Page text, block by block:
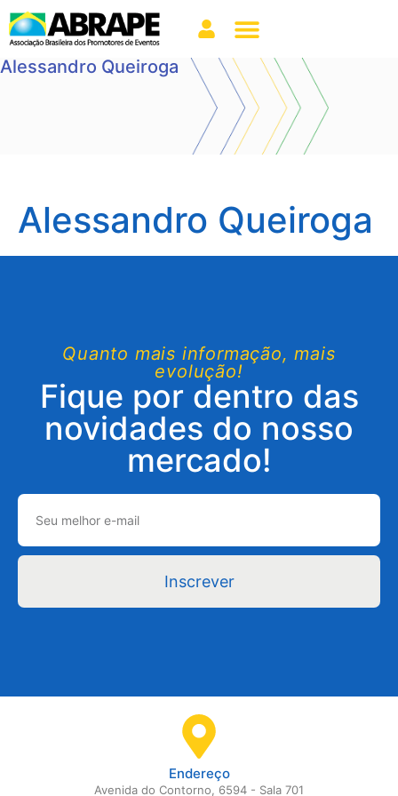
Alessandro Queiroga
Alessandro Queiroga
Quanto mais informação, mais
evolução!
Fique por dentro das
novidades do nosso
mercado!
Inscrever
Endereço
Avenida do Contorno, 6594 - Sala 701